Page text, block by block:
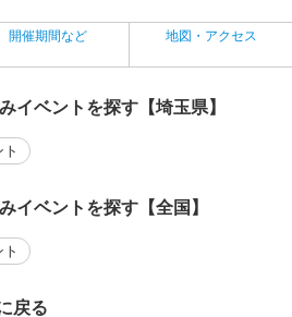
開催期間など 地図・アクセス
イベントを探す【埼玉県】
イベントを探す【全国】
戻る